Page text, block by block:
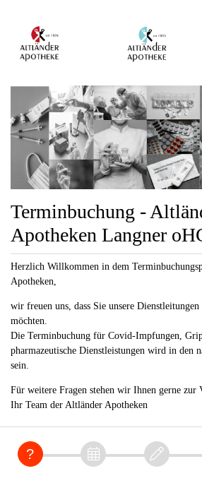
Terminbuchung -
Apotheken Langner
Herzlich Willkommen in dem
Apotheken,
wir freuen uns, dass Sie unsere
möchten.
Die Terminbuchung für Covid-Impfungen,
pharmazeutische Dienstleistungen wird in den
sein.
Für weitere Fragen stehen wir Ihnen gerne zur
Ihr Team der Altländer Apotheken